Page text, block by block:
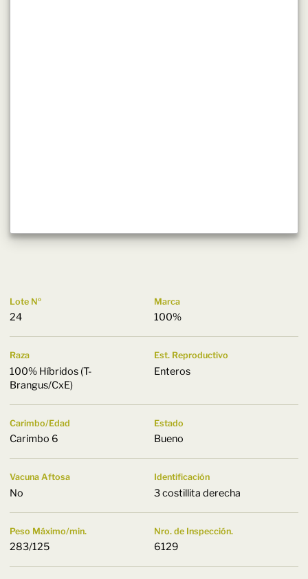
Lote Nº
24
Marca
100%
Raza
100% Híbridos (T-
Brangus/CxE)
Est. Reproductivo
Enteros
Carimbo/Edad
Carimbo 6
Estado
Bueno
Vacuna Aftosa
No
Identificación
3 costillita derecha
Peso Máximo/min.
283/125
Nro. de Inspección.
6129